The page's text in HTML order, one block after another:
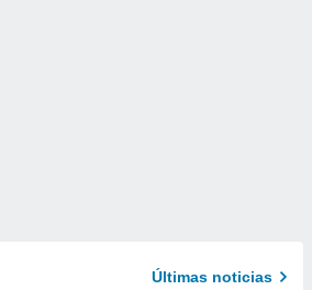
Últimas noticias